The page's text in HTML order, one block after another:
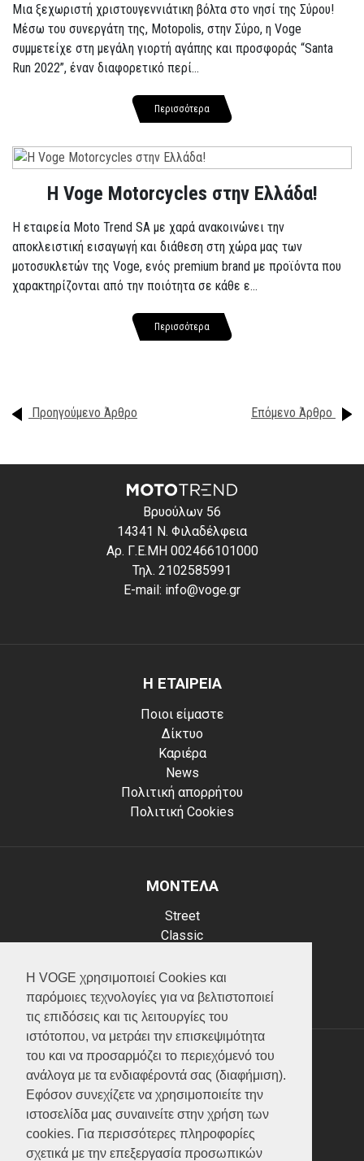
Η VOGE χρησιμοποιεί Cookies και
παρόμοιες τεχνολογίες για να βελτιστοποιεί
τις επιδόσεις και τις λειτουργίες του
ιστότοπου, να μετράει την επισκεψιμότητα
του και να προσαρμόζει το περιεχόμενό του
ανάλογα με τα ενδιαφέροντά σας (διαφήμιση).
Εφόσον συνεχίζετε να χρησιμοποιείτε την
ιστοσελίδα μας συναινείτε στην χρήση των
cookies. Για περισσότερες πληροφορίες
σχετικά με την επεξεργασία προσωπικών
Μια ξεχωριστή χριστουγεννιάτικη βόλτα στο νησί της Σύρου!
Μέσω του συνεργάτη της, Motopolis, στην Σύρο, η Voge
συμμετείχε στη μεγάλη γιορτή αγάπης και προσφοράς “Santa
Run 2022”, έναν διαφορετικό περί...
Περισσότερα
H Voge Motorcycles στην Ελλάδα!
Η εταιρεία Moto Trend SA με χαρά ανακοινώνει την
αποκλειστική εισαγωγή και διάθεση στη χώρα μας των
μοτοσυκλετών της Voge, ενός premium brand με προϊόντα που
χαρακτηρίζονται από την ποιότητα σε κάθε ε...
Περισσότερα
Προηγούμενο Άρθρο Επόμενο Άρθρο
Βρυούλων 56
14341 Ν. Φιλαδέλφεια
Αρ. Γ.Ε.ΜΗ 002466101000
Τηλ. 2102585991
E-mail: info@voge.gr
Η ΕΤΑΙΡΕΙΑ
Ποιοι είμαστε
Δίκτυο
Καριέρα
News
Πολιτική απορρήτου
Πολιτική Cookies
ΜΟΝΤΕΛΑ
Street
Classic
Scooter
ATV (Loncin)
ΥΠΗΡΕΣΙΕΣ
Test ride
Επικοινωνία
Service
Κατάλογος